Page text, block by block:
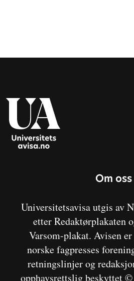
Om oss
Universitetsavisa utgis av
etter Redaktørplakaten
Varsom-plakat. Avisen
norske fagpresses
retningslinjer og
opphavsrettslig beskyttet